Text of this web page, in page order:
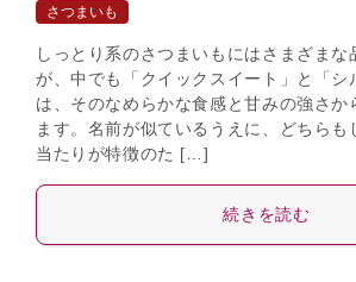
さつまいも
しっとり系のさつまいもにはさまざまな
が、中でも「クイックスイート」と「シ
は、そのなめらかな食感と甘みの強さか
ます。名前が似ているうえに、どちらも
当たりが特徴のた […]
続きを読む